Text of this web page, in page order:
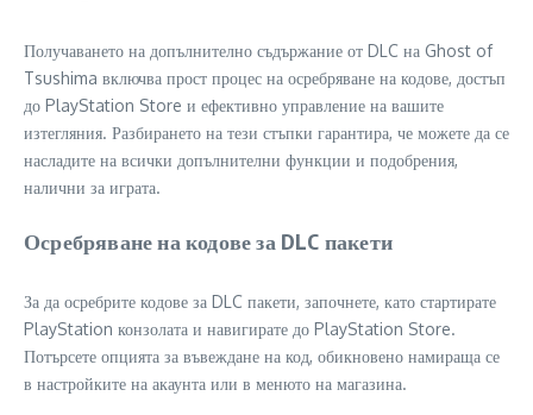
Получаването на допълнително съдържание от DLC на Ghost of
Tsushima включва прост процес на осребряване на кодове, достъп
до PlayStation Store и ефективно управление на вашите
изтегляния. Разбирането на тези стъпки гарантира, че можете да се
насладите на всички допълнителни функции и подобрения,
налични за играта.
Осребряване на кодове за DLC пакети
За да осребрите кодове за DLC пакети, започнете, като стартирате
PlayStation конзолата и навигирате до PlayStation Store.
Потърсете опцията за въвеждане на код, обикновено намираща се
в настройките на акаунта или в менюто на магазина.